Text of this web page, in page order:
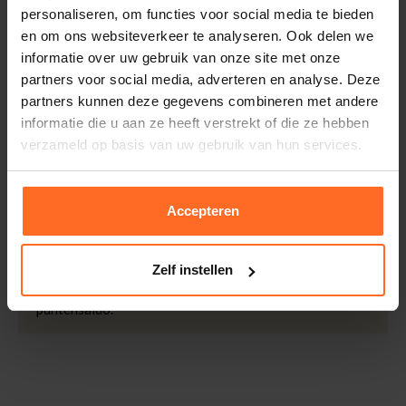
personaliseren, om functies voor social media te bieden
en om ons websiteverkeer te analyseren. Ook delen we
informatie over uw gebruik van onze site met onze
partners voor social media, adverteren en analyse. Deze
partners kunnen deze gegevens combineren met andere
informatie die u aan ze heeft verstrekt of die ze hebben
verzameld op basis van uw gebruik van hun services.
Accepteren
Zelf instellen
Doelgroep
Heren
Lange Mouw
Kleur
Navy
Kwaliteit
63% Katoen / 37%
Polyester
Retourneren
Binnen 30 dagen eenvoudig retourneren via DHL voor
slechts € 4,95 of op eigen kosten via PostNL. In de
Bomont winkels kunt u ook gratis retourneren.
Besteed € 100,- binnen een half jaar en krijg € 5,- retour
in de vorm van een waardecheque. Log in je account en
puntensaldo.